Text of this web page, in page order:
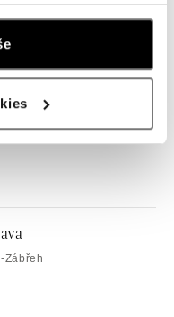
Zábřeh